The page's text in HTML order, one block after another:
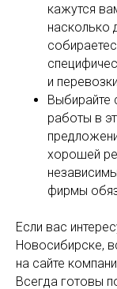
кажутся
насколько
и
Выбирайте
работы в
хорошей
фирмы
Если вас
Новосибирске,
на сайте
Всегда готовы